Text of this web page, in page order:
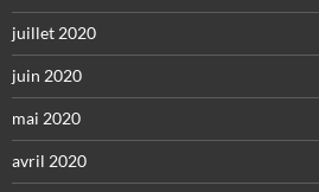
juillet 2020
juin 2020
mai 2020
avril 2020